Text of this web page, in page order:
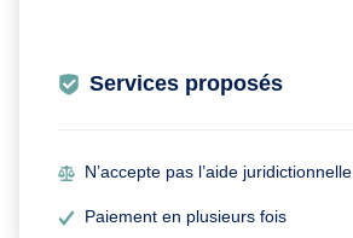
Services proposés
N’accepte pas l’aide juridictionnelle
Paiement en plusieurs fois